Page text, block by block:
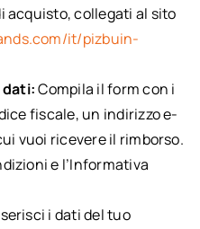
acquisto, collegati al sito
it/pizbuin-
Compila il form con i
fiscale, un indirizzo e-
vuoi ricevere il rimborso.
e l’Informativa
i dati del tuo